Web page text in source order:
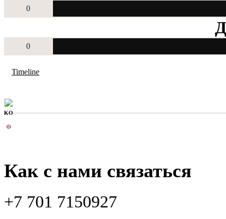
0
0
Timeline
KO
Как с нами связаться
+7 701 7150927